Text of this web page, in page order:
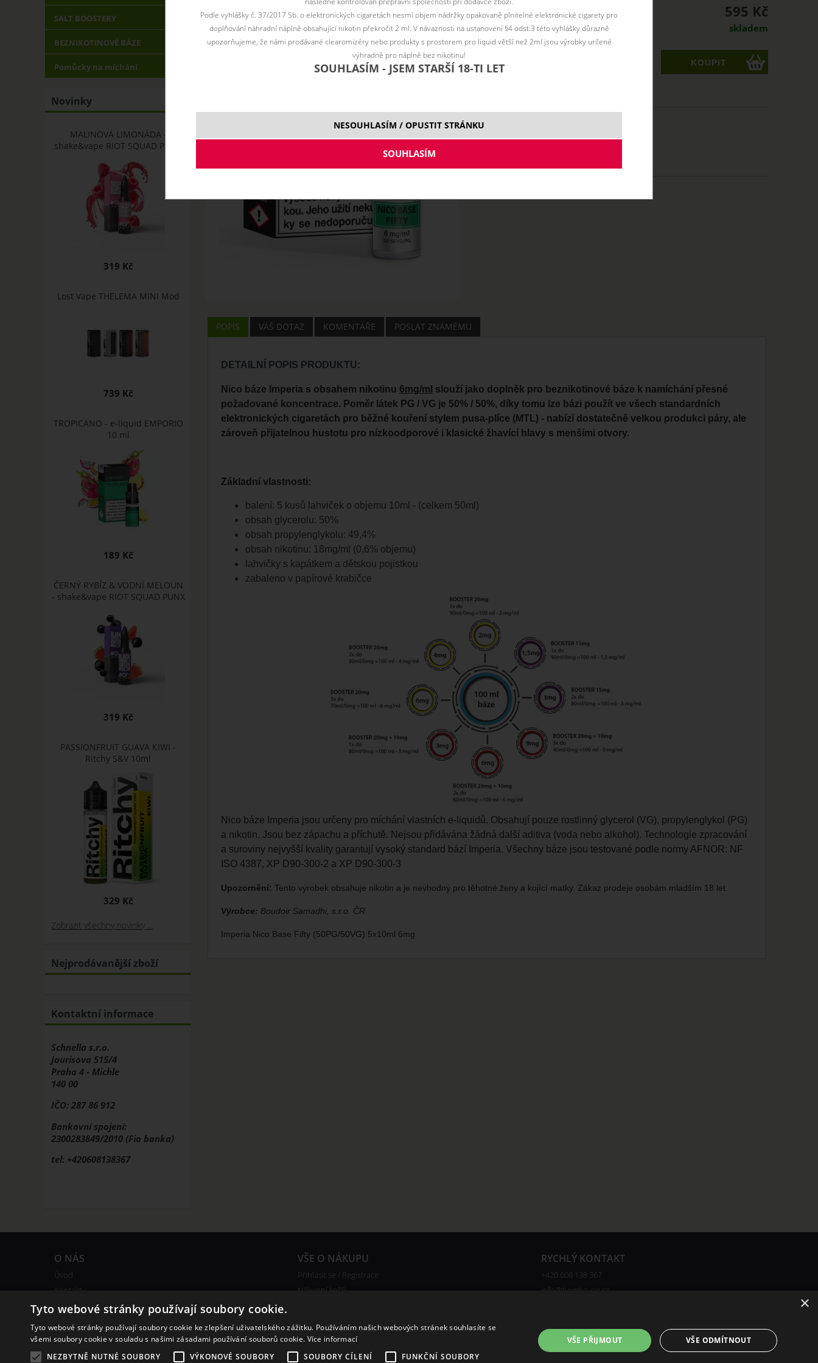
595 Kč
skladem
POPIS VÁŠ DOTAZ KOMENTÁŘE POSLAT ZNÁMÉMU
DETAILNÍ POPIS PRODUKTU:
Nico báze Imperia s obsahem nikotinu 6mg/ml slouží jako doplněk pro beznikotinové báze k namíchání přesné
požadované koncentrace. Poměr látek PG / VG je 50% / 50%, díky tomu lze bázi použít ve všech standardních
elektronických cigaretách pro běžné kouření stylem pusa-plíce (MTL) - nabízí dostatečně velkou produkci páry, ale
zároveň přijatelnou hustotu pro nízkoodporové i klasické žhavící hlavy s menšími otvory.
Základní vlastnosti:
balení: 5 kusů lahviček o objemu 10ml - (celkem 50ml)
obsah glycerolu: 50%
obsah propylenglykolu: 49,4%
obsah nikotinu: 18mg/ml (0,6% objemu)
lahvičky s kapátkem a dětskou pojistkou
zabaleno v papírové krabičce
Nico báze Imperia jsou určeny pro míchání vlastních e-liquidů. Obsahují pouze rostlinný glycerol (VG), propylenglykol (PG)
a nikotin. Jsou bez zápachu a příchutě. Nejsou přidávána žádná další aditiva (voda nebo alkohol). Technologie zpracování
a suroviny nejvyšší kvality garantují vysoký standard bází Imperia. Všechny báze jsou testované podle normy AFNOR: NF
ISO 4387, XP D90-300-2 a XP D90-300-3
Upozornění: Tento výrobek obsahuje nikotin a je nevhodný pro těhotné ženy a kojící matky. Zákaz prodeje osobám mladším 18 let.
Výrobce: Boudoir Samadhi, s.r.o. ČR
Imperia Nico Base Fifty (50PG/50VG) 5x10ml 6mg
SALT BOOSTERY
BEZNIKOTINOVÉ BÁZE
Pomůcky na míchání
Novinky
MALINOVÁ LIMONÁDA -
shake&vape RIOT SQUAD PUNX
319 Kč
Lost Vape THELEMA MINI Mod
739 Kč
TROPICANO - e-liquid EMPORIO
10 ml
189 Kč
ČERNÝ RYBÍZ & VODNÍ MELOUN
- shake&vape RIOT SQUAD PUNX
319 Kč
PASSIONFRUIT GUAVA KIWI -
Ritchy S&V 10ml
329 Kč
Zobrazit všechny novinky ...
Nejprodávanější zboží
Kontaktní informace
Schnella s.r.o.
Jaurisova 515/4
Praha 4 - Michle
140 00
IČO: 287 86 912
Bankovní spojení:
2300283849/2010 (Fio banka)
tel: +420608138367
O NÁS
Úvod
Kontakty
Obchodní podmínky
VŠE O NÁKUPU
Přihlásit se / Registrace
Nákupní košík
Certifikáty
RYCHLÝ KONTAKT
+420 608 138 367
info@bomba-cig.cz
Podle vyhlášky č. 37/2017 Sb. o elektronických cigaretách nesmí objem nádržky opakovaně plnitelné elektronické cigarety pro
doplňování náhradní náplně obsahující nikotin překročit 2 ml. V návaznosti na ustanovení §4 odst.3 této vyhlášky důrazně
upozorňujeme, že námi prodávané clearomizéry nebo produkty s prostorem pro liquid větší než 2ml jsou výrobky určené
výhradně pro náplně bez nikotinu!
SOUHLASÍM - JSEM STARŠÍ 18-TI LET
NESOUHLASÍM / OPUSTIT STRÁNKU
×
Tyto webové stránky používají soubory cookie.
Tyto webové stránky používají soubory cookie ke zlepšení uživatelského zážitku. Používáním našich webových stránek souhlasíte se
všemi soubory cookie v souladu s našimi zásadami používání souborů cookie. Více informací
NEZBYTNĚ NUTNÉ SOUBORY
VÝKONOVÉ SOUBORY SOUBORY CÍLENÍ FUNKČNÍ SOUBORY
VŠE PŘIJMOUT VŠE ODMÍTNOUT